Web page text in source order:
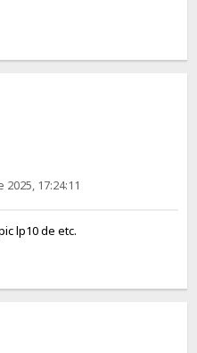
17:24:11
lp10 de etc.